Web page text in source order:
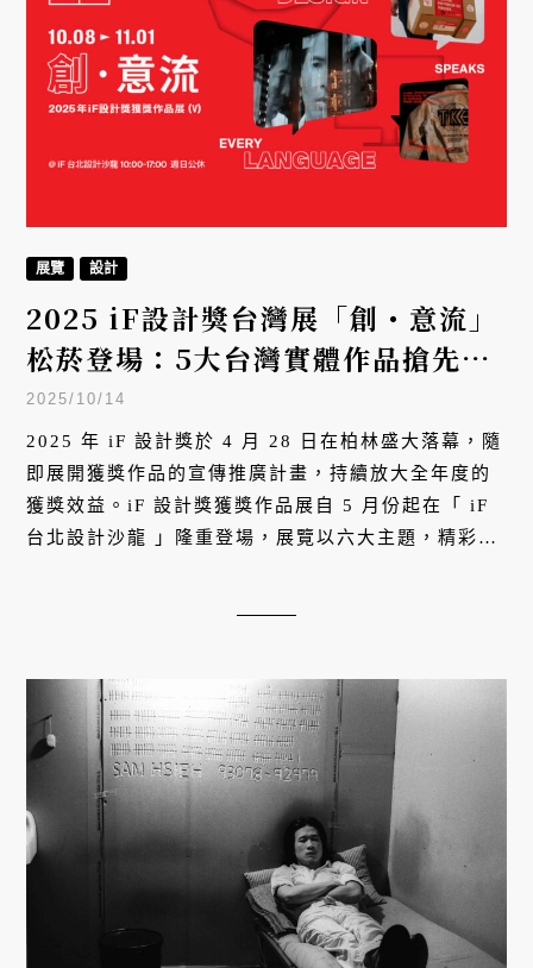
展覽 設計
2025 iF設計獎台灣展「創・意流」
松菸登場：5大台灣實體作品搶先
看、一睹金質獎作品
2025/10/14
2025 年 iF 設計獎於 4 月 28 日在柏林盛大落幕，隨
即展開獲獎作品的宣傳推廣計畫，持續放大全年度的
獲獎效益。iF 設計獎獲獎作品展自 5 月份起在「 iF
台北設計沙龍 」隆重登場，展覽以六大主題，精彩呈